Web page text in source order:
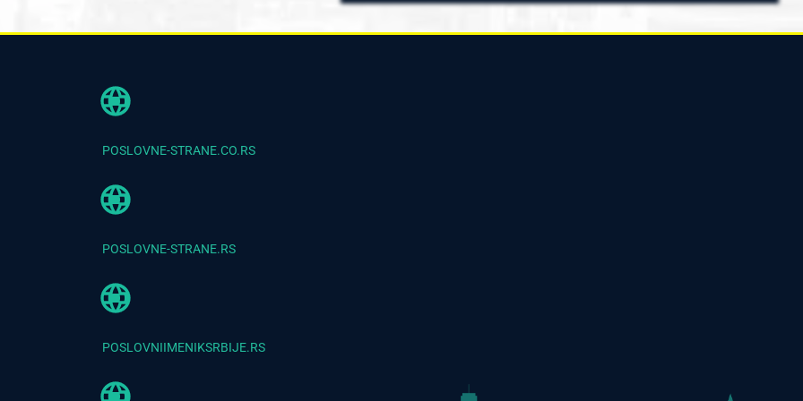
POSLOVNE-STRANE.CO.RS
POSLOVNE-STRANE.RS
POSLOVNIIMENIKSRBIJE.RS